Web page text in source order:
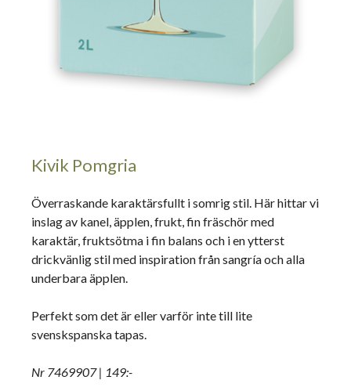
Kivik Pomgria
Överraskande karaktärsfullt i somrig stil. Här hittar vi
inslag av kanel, äpplen, frukt, fin fräschör med
karaktär, fruktsötma i fin balans och i en ytterst
drickvänlig stil med inspiration från sangría och alla
underbara äpplen.
Perfekt som det är eller varför inte till lite
svenskspanska tapas.
Nr 7469907 | 149:-